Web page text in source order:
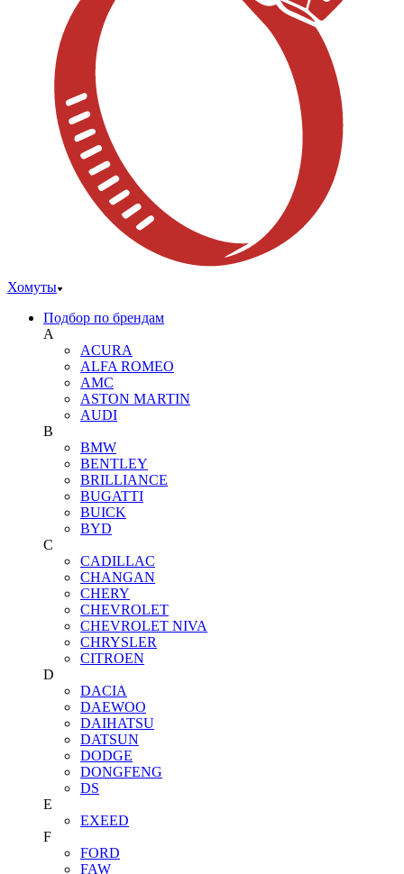
Хомуты
Подбор по брендам
A
ACURA
ALFA ROMEO
AMC
ASTON MARTIN
AUDI
B
BMW
BENTLEY
BRILLIANCE
BUGATTI
BUICK
BYD
C
CADILLAC
CHANGAN
CHERY
CHEVROLET
CHEVROLET NIVA
CHRYSLER
CITROEN
D
DACIA
DAEWOO
DAIHATSU
DATSUN
DODGE
DONGFENG
DS
E
EXEED
F
FORD
FAW